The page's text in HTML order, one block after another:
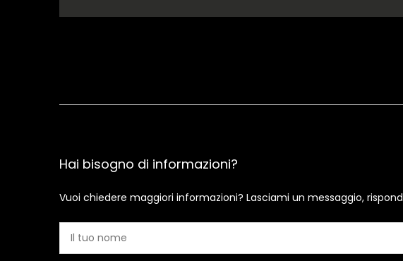
Hai bisogno di informazioni?
Vuoi chiedere maggiori informazioni? Lasciami un messaggio,